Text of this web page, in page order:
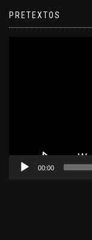
PRETEXTOS
00:00